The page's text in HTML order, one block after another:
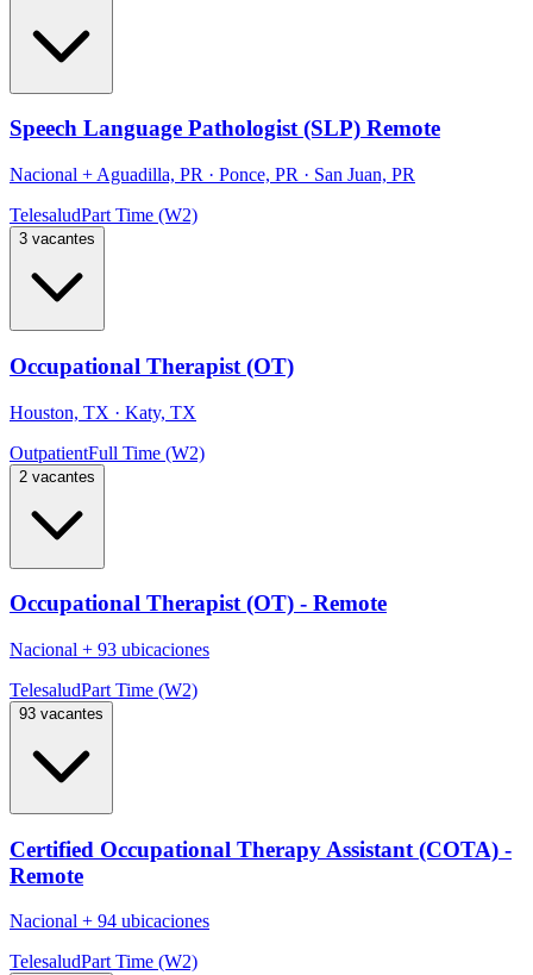
Speech Language Pathologist (SLP) Remote
Nacional + Aguadilla, PR · Ponce, PR · San Juan, PR
TelesaludPart Time (W2)
3 vacantes
Occupational Therapist (OT)
Houston, TX · Katy, TX
OutpatientFull Time (W2)
2 vacantes
Occupational Therapist (OT) - Remote
Nacional + 93 ubicaciones
TelesaludPart Time (W2)
93 vacantes
Certified Occupational Therapy Assistant (COTA) -
Remote
Nacional + 94 ubicaciones
TelesaludPart Time (W2)